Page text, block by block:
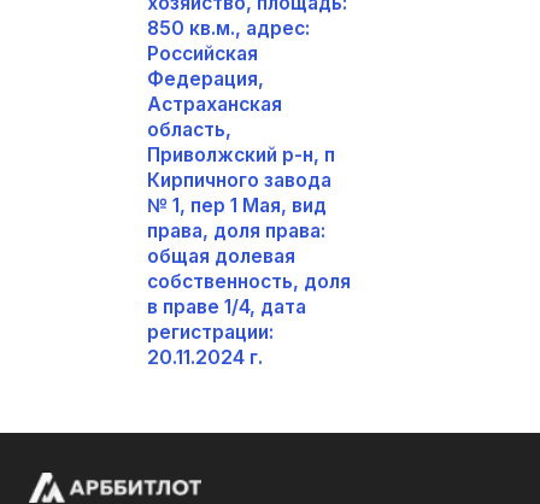
850 кв.м., адрес:
Российская
Федерация,
Астраханская
область,
Приволжский р-н, п
Кирпичного завода
№ 1, пер 1 Мая, вид
права, доля права:
общая долевая
собственность, доля
в праве 1/4, дата
регистрации:
20.11.2024 г.